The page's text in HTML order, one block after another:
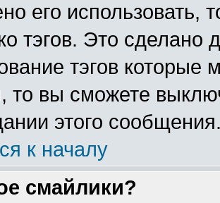
его использовать,
тэгов. Это сделано
тэгов
то вы сможете
этого
к началу
смайлики?